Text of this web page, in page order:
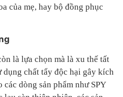
của mẹ, hay bộ đồng phục
là lựa chọn mà là xu thế tất
dụng chất tẩy độc hại gây kích
dòng sản phẩm như SPY